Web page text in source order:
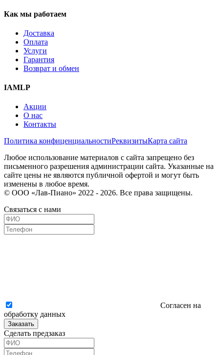
Как мы работаем
Доставка
Оплата
Услуги
Гарантия
Возврат и обмен
IAMLP
Акции
О нас
Контакты
Политика конфиценциальностиРеквизитыКарта сайта
Любое использование материалов с сайта запрещено без
письменного разрешения администрации сайта. Указанные на
сайте цены не являются публичной офертой и могут быть
изменены в любое время.
© ООО «Лав-Пиано» 2022 - 2026. Все права защищены.
Связаться с нами
Согласен на
обработку данных
Заказать
Сделать предзаказ